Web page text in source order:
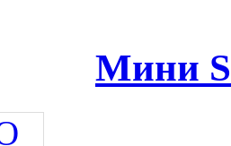
Мини